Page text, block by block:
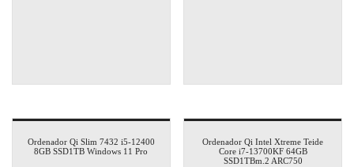
Ordenador Qi Slim 7432 i5-12400
8GB SSD1TB Windows 11 Pro
Ordenador Qi Intel Xtreme Teide
Core i7-13700KF 64GB
SSD1TBm.2 ARC750